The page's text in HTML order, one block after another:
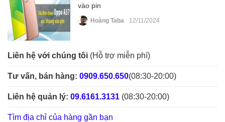
vào pin
Hoàng Taba 12/11/2024
Liên hệ với chúng tôi (Hỗ trợ miễn phí)
Tư vấn, bán hàng: 0909.650.650(08:30-20:00)
Liên hệ quản lý: 09.6161.3131 (08:30-20:00)
Tìm địa chỉ của hàng gần bạn